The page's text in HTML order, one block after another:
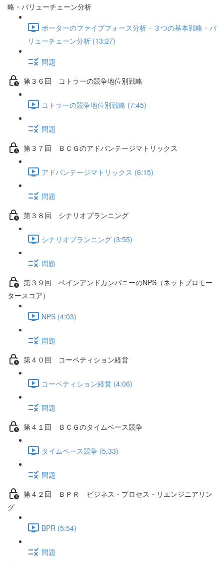
略・バリューチェーン分析
ポーターのファイブフォース分析・３つの基本戦略・バ
リューチェーン分析 (13:27)
問題
第３６回 コトラーの競争地位別戦略
コトラーの競争地位別戦略 (7:45)
問題
第３７回 ＢＣＧのアドバンテージマトリックス
アドバンテージマトリックス (6:15)
問題
第３８回 シナリオプランニング
シナリオプランニング (3:55)
問題
第３９回 ベインアンドカンパニーのNPS（ネットプロモー
タースコア）
NPS (4:03)
問題
第４０回 コーペティション経営
コーペティション経営 (4:06)
問題
第４１回 ＢＣＧのタイムベース競争
タイムベース競争 (5:33)
問題
第４２回 ＢＰＲ ビジネス・プロセス・リエンジニアリン
グ
BPR (5:54)
問題